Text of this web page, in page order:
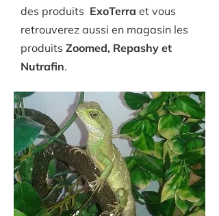
des produits ExoTerra et vous
retrouverez aussi en magasin les
produits Zoomed, Repashy et
Nutrafin.